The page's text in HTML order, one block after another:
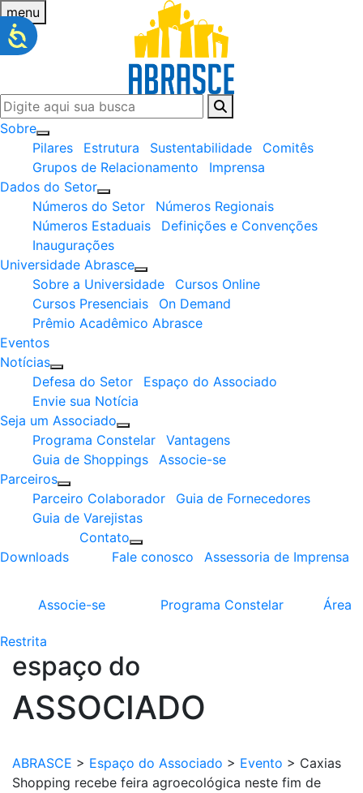
menu
Sobre
Pilares
Estrutura Sustentabilidade
Comitês
Grupos de Relacionamento
Imprensa
Dados do Setor
Números do Setor
Números Regionais
Números Estaduais
Definições e Convenções
Inaugurações
Universidade Abrasce
Sobre a Universidade
Cursos Online
Cursos Presenciais
On Demand
Prêmio Acadêmico Abrasce
Eventos
Notícias
Defesa do Setor
Espaço do Associado
Envie sua Notícia
Seja um Associado
Programa Constelar
Vantagens
Guia de Shoppings
Associe-se
Parceiros
Parceiro Colaborador
Guia de Fornecedores
Guia de Varejistas
Downloads
Contato
Fale conosco
Assessoria de Imprensa
Associe-se Programa Constelar Área
Restrita
espaço do
ASSOCIADO
ABRASCE > Espaço do Associado > Evento > Caxias
Shopping recebe feira agroecológica neste fim de